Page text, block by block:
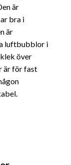
är
bra i
är
luftbubblor i
över
är för fast